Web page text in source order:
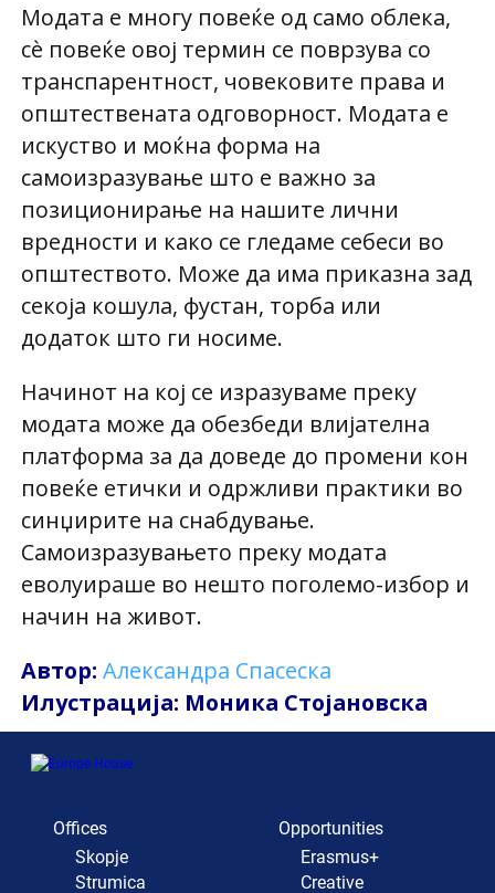
Модата е многу повеќе од само облека,
сѐ повеќе овој термин се поврзува со
транспарентност, човековите права и
општествената одговорност. Модата е
искуство и моќна форма на
самоизразување што е важно за
позиционирање на нашите лични
вредности и како се гледаме себеси во
општеството. Може да има приказна зад
секоја кошула, фустан, торба или
додаток што ги носиме.
Начинот на кој се изразуваме преку
модата може да обезбеди влијателна
платформа за да доведе до промени кон
повеќе етички и одржливи практики во
синџирите на снабдување.
Самоизразувањето преку модата
еволуираше во нешто поголемо-избор и
начин на живот.
Автор: Александра Спасеска
Илустрација: Моника Стојановска
Offices
Skopje
Strumica
Opportunities
Erasmus+
Creative